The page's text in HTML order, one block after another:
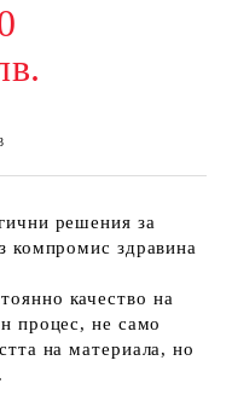
решения за
компромис здравина
качество на
процес, не само
на материала, но